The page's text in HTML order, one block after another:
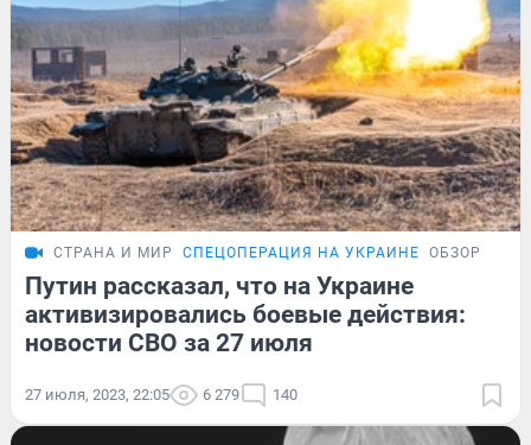
СТРАНА И МИР СПЕЦОПЕРАЦИЯ НА УКРАИНЕ ОБЗОР
Путин рассказал, что на Украине
активизировались боевые действия:
новости СВО за 27 июля
27 июля, 2023, 22:05 6 279 140